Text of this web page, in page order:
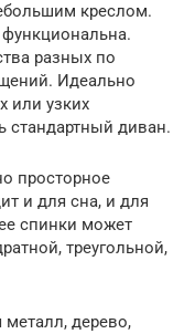
креслом.
разных по
Идеально
или узких
стандартный диван.
просторное
и для сна, и для
спинки может
треугольной,
металл, дерево,